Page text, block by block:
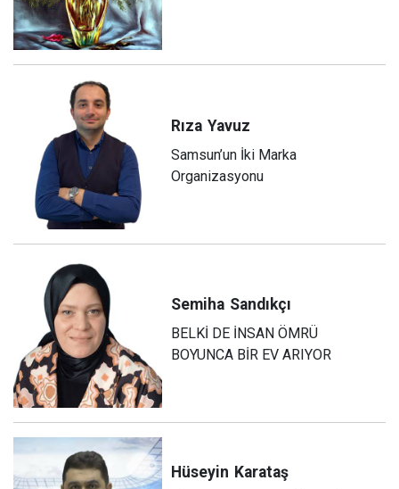
Rıza Yavuz
Samsun’un İki Marka
Organizasyonu
Semiha Sandıkçı
BELKİ DE İNSAN ÖMRÜ
BOYUNCA BİR EV ARIYOR
Hüseyin Karataş